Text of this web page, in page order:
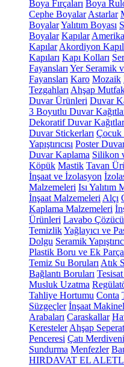
Boya Fırçaları Boya
Cephe Boyalar Astarlar
BoyalarYalıtım Boyası
Boyalar Kapılar
Kapılar Akordiyon
Kapıları Kapı Kolları
Fayansları Yer Seramik
Fayansları Karo Mozaik
Tezgahları Ahşap
Duvar Ürünleri Duvar
3 Boyutlu Duvar
Dekoratif Duvar
Duvar Stickerları Çocuk
Yapıştırıcısı Poster
Duvar Kaplama Silikon
Köpük Mastik Tavan
İnşaat ve İzolasyon
Malzemeleri Isı Yalıtım
İnşaat Malzemeleri Alçı
Kaplama Malzemeleri
Ürünleri Lavabo Çözücü
TemizlikYağlayıcı ve
Dolgu Seramik
Plastik Boru ve Ek
Temiz Su Boruları Atık
Bağlantı Boruları
Musluk Uzatma
Tahliye Hortumu Conta
Süzgeçler İnşaat
Arabaları Caraskallar
Keresteler Ahşap
Penceresi Çatı Merdiveni
Sundurma Menfezler
HIRDAVAT EL